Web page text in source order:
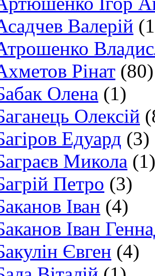
Валерій
Рінат (80)
Олена (1)
Олексій
Едуард (3)
Микола (1)
Петро (3)
Іван (4)
Іван
Євген (4)